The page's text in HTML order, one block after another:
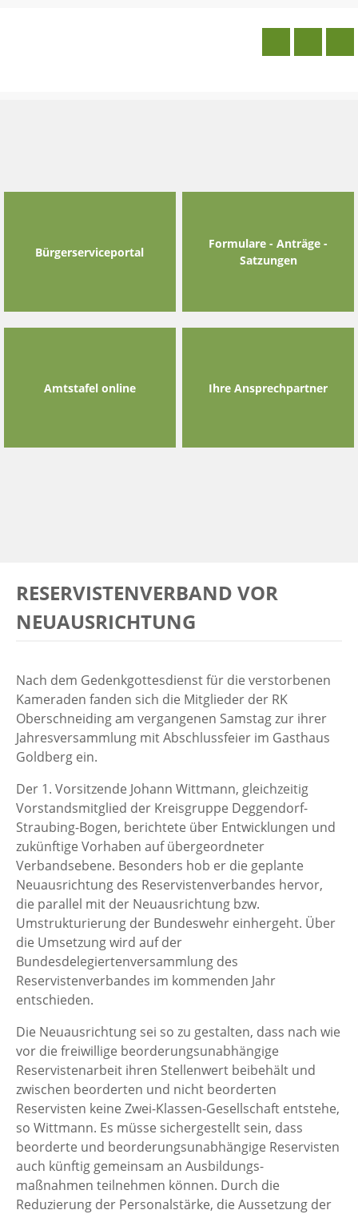
Bürgerserviceportal
Formulare - Anträge -
Satzungen
Amtstafel online Ihre Ansprechpartner
RESERVISTENVERBAND VOR
NEUAUSRICHTUNG
Nach dem Gedenkgottesdienst für die verstorbenen
Kameraden fanden sich die Mitglieder der RK
Oberschneiding am vergangenen Samstag zur ihrer
Jahresversammlung mit Abschlussfeier im Gasthaus
Goldberg ein.
Der 1. Vorsitzende Johann Wittmann, gleichzeitig
Vorstandsmitglied der Kreisgruppe Deggendorf-
Straubing-Bogen, berichtete über Entwicklungen und
zukünftige Vorhaben auf übergeordneter
Verbandsebene. Besonders hob er die geplante
Neuausrichtung des Reservistenverbandes hervor,
die parallel mit der Neuausrichtung bzw.
Umstrukturierung der Bundeswehr einhergeht. Über
die Umsetzung wird auf der
Bundesdelegiertenversammlung des
Reservistenverbandes im kommenden Jahr
entschieden.
Die Neuausrichtung sei so zu gestalten, dass nach wie
vor die freiwillige beorderungsunabhängige
Reservistenarbeit ihren Stellenwert beibehält und
zwischen beorderten und nicht beorderten
Reservisten keine Zwei-Klassen-Gesellschaft entstehe,
so Wittmann. Es müsse sichergestellt sein, dass
beorderte und beorderungsunabhängige Reservisten
auch künftig gemeinsam an Ausbildungs-
maßnahmen teilnehmen können. Durch die
Reduzierung der Personalstärke, die Aussetzung der